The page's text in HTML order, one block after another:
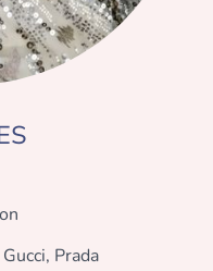
Prada